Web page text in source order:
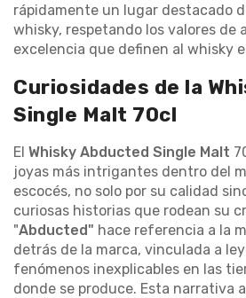
rápidamente un lugar destacado
whisky, respetando los valores de
excelencia que definen al whisky
Curiosidades de la
Single Malt 70cl
El Whisky Abducted Single Malt
joyas más intrigantes dentro del
escocés, no solo por su calidad
curiosas historias que rodean su
"Abducted" hace referencia a la
detrás de la marca, vinculada a
fenómenos inexplicables en las
donde se produce. Esta narrativa